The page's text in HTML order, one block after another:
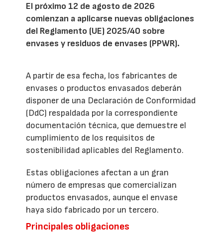
El próximo 12 de agosto de 2026
comienzan a aplicarse nuevas obligaciones
del Reglamento (UE) 2025/40 sobre
envases y residuos de envases (PPWR).
A partir de esa fecha, los fabricantes de
envases o productos envasados deberán
disponer de una Declaración de Conformidad
(DdC) respaldada por la correspondiente
documentación técnica, que demuestre el
cumplimiento de los requisitos de
sostenibilidad aplicables del Reglamento.
Estas obligaciones afectan a un gran
número de empresas que comercializan
productos envasados, aunque el envase
haya sido fabricado por un tercero.
Principales obligaciones